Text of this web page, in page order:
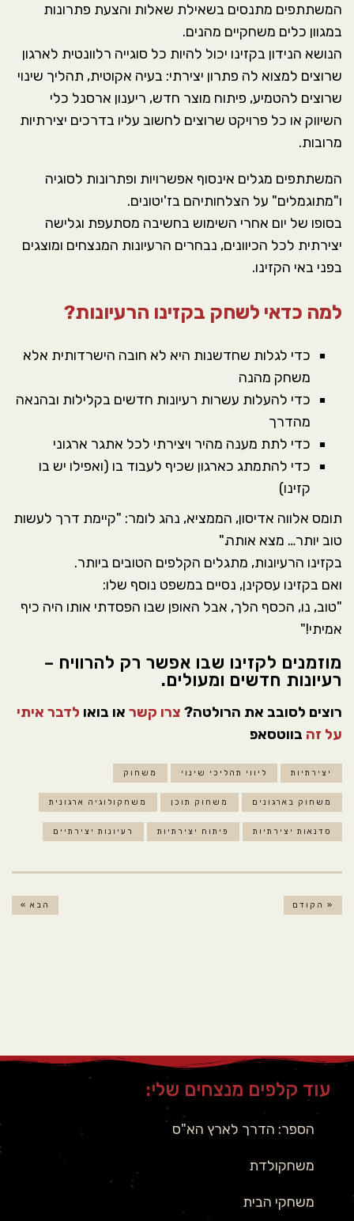
המשתתפים מתנסים בשאילת שאלות והצעת פתרונות
במגוון כלים משחקיים מהנים.
הנושא הנידון בקזינו יכול להיות כל סוגייה רלוונטית לארגון
שרוצים למצוא לה פתרון יצירתי: בעיה אקוטית, תהליך שינוי
שרוצים להטמיע, פיתוח מוצר חדש, ריענון ארסנל כלי
השיווק או כל פרויקט שרוצים לחשוב עליו בדרכים יצירתיות
מרובות.
המשתתפים מגלים אינסוף אפשרויות ופתרונות לסוגיה
ו"מתוגמלים" על הצלחותיהם בז'יטונים.
בסופו של יום אחרי השימוש בחשיבה מסתעפת וגלישה
יצירתית לכל הכיוונים, נבחרים הרעיונות המנצחים ומוצגים
בפני באי הקזינו.
למה כדאי לשחק בקזינו הרעיונות?
כדי לגלות שחדשנות היא לא חובה הישרדותית אלא
משחק מהנה
כדי להעלות עשרות רעיונות חדשים בקלילות ובהנאה
מהדרך
כדי לתת מענה מהיר ויצירתי לכל אתגר ארגוני
כדי להתמתג כארגון שכיף לעבוד בו (ואפילו יש בו
קזינו)
תומס אלווה אדיסון, הממציא, נהג לומר: "קיימת דרך לעשות
טוב יותר… מצא אותה."
בקזינו הרעיונות, מתגלים הקלפים הטובים ביותר.
ואם בקזינו עסקינן, נסיים במשפט נוסף שלו:
"טוב, נו, הכסף הלך, אבל האופן שבו הפסדתי אותו היה כיף
אמיתי!"
מוזמנים לקזינו שבו אפשר רק להרוויח –
רעיונות חדשים ומעולים.
רוצים לסובב את הרולטה? צרו קשר או בואו לדבר איתי
על זה בווטסאפ
יצירתיות ליווי תהליכי שינוי משחוק
משחוק בארגונים משחוק תוכן משחקולוגיה ארגונית
סדנאות יצירתיות פיתוח יצירתיות רעיונות יצירתיים
« הקודם הבא »
עוד קלפים מנצחים שלי:
הספר: הדרך לארץ הא"ס
משחקולדת
משחקי הבית